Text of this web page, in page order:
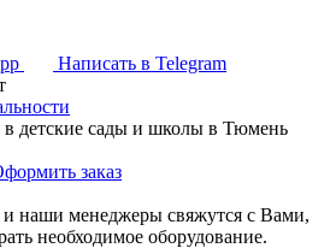
Написать в Telegram
детские сады и школы в Тюмень
заказ
наши менеджеры свяжутся с Вами,
необходимое оборудование.